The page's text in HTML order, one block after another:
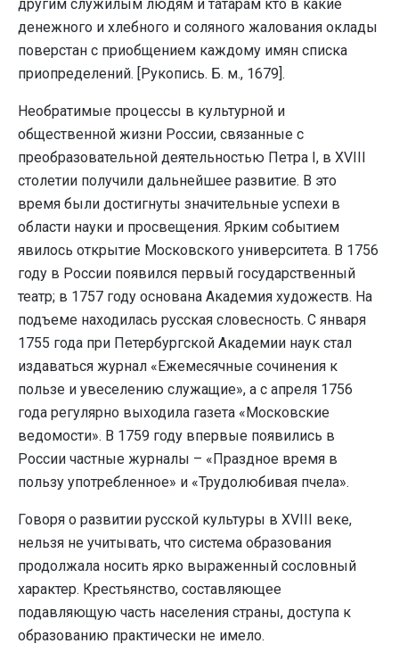
другим служилым людям и татарам кто в какие
денежного и хлебного и соляного жалования оклады
поверстан с приобщением каждому имян списка
приопределений. [Рукопись. Б. м., 1679].
Необратимые процессы в культурной и
общественной жизни России, связанные с
преобразовательной деятельностью Петра I, в XVIII
столетии получили дальнейшее развитие. В это
время были достигнуты значительные успехи в
области науки и просвещения. Ярким событием
явилось открытие Московского университета. В 1756
году в России появился первый государственный
театр; в 1757 году основана Академия художеств. На
подъеме находилась русская словесность. С января
1755 года при Петербургской Академии наук стал
издаваться журнал «Ежемесячные сочинения к
пользе и увеселению служащие», а с апреля 1756
года регулярно выходила газета «Московские
ведомости». В 1759 году впервые появились в
России частные журналы – «Праздное время в
пользу употребленное» и «Трудолюбивая пчела».
Говоря о развитии русской культуры в XVIII веке,
нельзя не учитывать, что система образования
продолжала носить ярко выраженный сословный
характер. Крестьянство, составляющее
подавляющую часть населения страны, доступа к
образованию практически не имело.